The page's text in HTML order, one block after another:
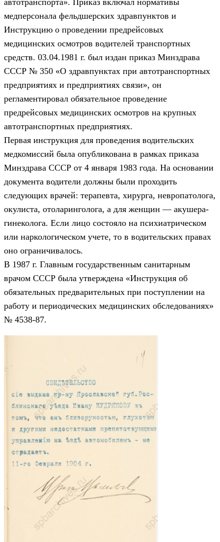
автотранспорта». Приказ включал нормативы
медперсонала фельдшерских здравпунктов и
Инструкцию о проведении предрейсовых
медицинских осмотров водителей транспортных
средств. 03.04.1981 г. был издан приказ Минздрава
СССР № 350 «О здравпунктах при автотранспортных
предприятиях и предприятиях связи», он
регламентировал обязательное проведение
предрейсовых медицинских осмотров на крупных
автотранспортных предприятиях.
Первая инструкция для проведения водительских
медкомиссий была опубликована в рамках приказа
Минздрава СССР от 4 января 1983 года. На основании
документа водители должны были проходить
следующих врачей: терапевта, хирурга, невропатолога,
окулиста, отоларинголога, а для женщин — акушера-
гинеколога. Если лицо состояло на психиатрическом
или наркологическом учете, то в водительских правах
оно ограничивалось.
В 1987 г. Главным государственным санитарным
врачом СССР была утверждена «Инструкция об
обязательных предварительных при поступлении на
работу и периодических медицинских обследованиях»
№ 4538-87.